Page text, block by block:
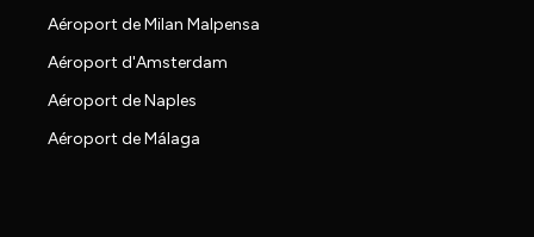
Aéroport de Milan Malpensa
Aéroport d'Amsterdam
Aéroport de Naples
Aéroport de Málaga